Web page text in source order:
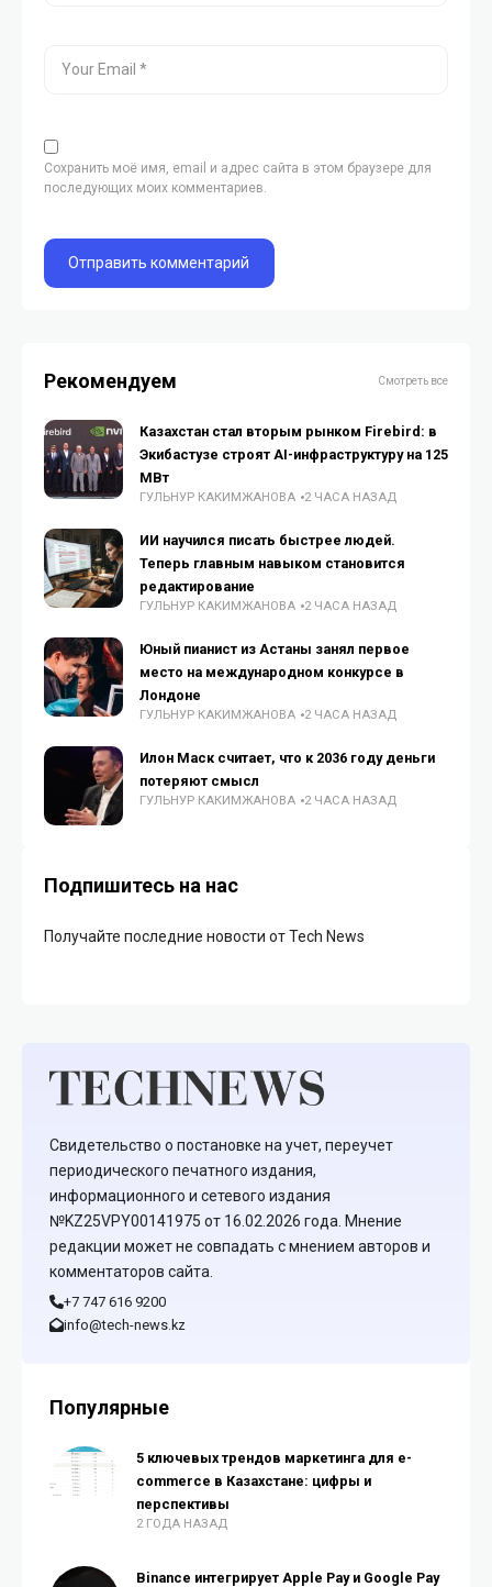
Сохранить моё имя, email и адрес сайта в этом браузере для
последующих моих комментариев.
Рекомендуем Смотреть все
Казахстан стал вторым рынком Firebird: в
Экибастузе строят AI-инфраструктуру на 125
МВт
ГУЛЬНУР КАКИМЖАНОВА 2 ЧАСА НАЗАД
ИИ научился писать быстрее людей.
Теперь главным навыком становится
редактирование
ГУЛЬНУР КАКИМЖАНОВА 2 ЧАСА НАЗАД
Юный пианист из Астаны занял первое
место на международном конкурсе в
Лондоне
ГУЛЬНУР КАКИМЖАНОВА 2 ЧАСА НАЗАД
Илон Маск считает, что к 2036 году деньги
потеряют смысл
ГУЛЬНУР КАКИМЖАНОВА 2 ЧАСА НАЗАД
Подпишитесь на нас
Получайте последние новости от Tech News
Свидетельство о постановке на учет, переучет
периодического печатного издания,
информационного и сетевого издания
№KZ25VPY00141975 от 16.02.2026 года. Мнение
редакции может не совпадать с мнением авторов и
комментаторов сайта.
+7 747 616 9200
info@tech-news.kz
Популярные
5 ключевых трендов маркетинга для e-
commerce в Казахстане: цифры и
перспективы
2 ГОДА НАЗАД
Binance интегрирует Apple Pay и Google Pay